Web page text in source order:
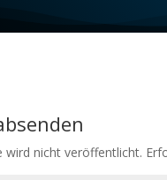
wird nicht veröffentlicht.